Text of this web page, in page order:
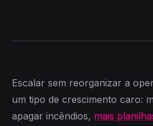
Escalar sem reorganizar a
um tipo de crescimento caro:
apagar incêndios, mais